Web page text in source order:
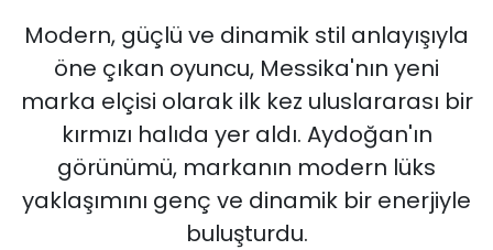
Modern, güçlü ve dinamik stil anlayışıyla
öne çıkan oyuncu, Messika'nın yeni
marka elçisi olarak ilk kez uluslararası bir
kırmızı halıda yer aldı. Aydoğan'ın
görünümü, markanın modern lüks
yaklaşımını genç ve dinamik bir enerjiyle
buluşturdu.